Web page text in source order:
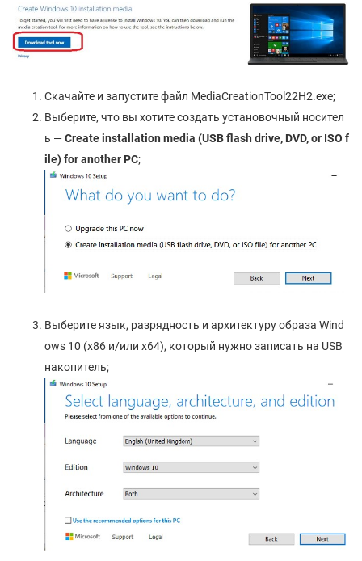
Скачайте и запустите файл MediaCreationTool22H2.exe;
Выберите, что вы хотите создать установочный носител
ь —Create installation media (USB flash drive, DVD, or ISO f
ile) for another PC;
Выберите язык, разрядность и архитектуру образа Wind
ows 10 (x86 и/или x64), который нужно записать на USB
накопитель;